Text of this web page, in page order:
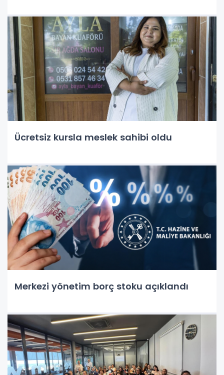
Ücretsiz kursla meslek sahibi oldu
Merkezi yönetim borç stoku açıklandı